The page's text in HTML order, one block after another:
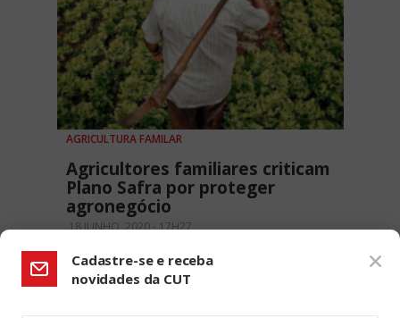
AGRICULTURA FAMILAR
Agricultores familiares criticam
Plano Safra por proteger
agronegócio
18 JUNHO, 2020 - 17H27
Cadastre-se e receba
novidades da CUT